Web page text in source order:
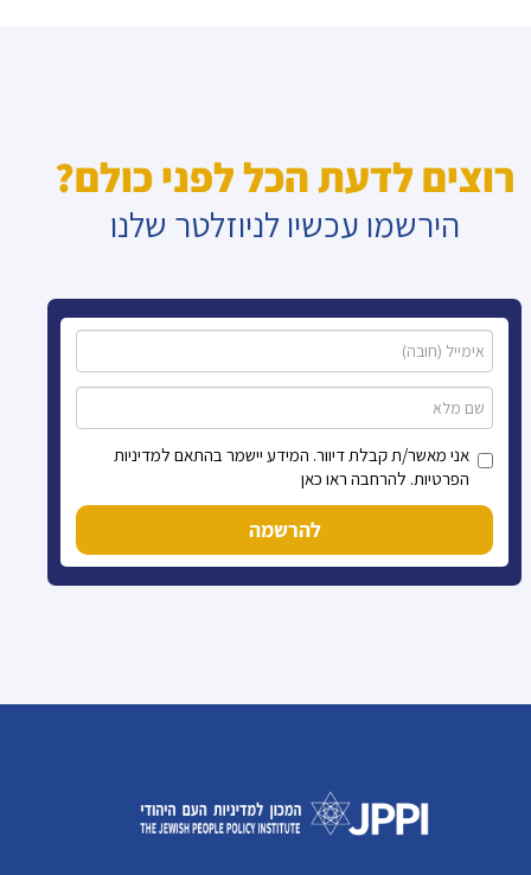
רוצים לדעת הכל לפני כולם?
הירשמו עכשיו לניוזלטר שלנו
אני מאשר/ת קבלת דיוור. המידע יישמר בהתאם למדיניות
הפרטיות. להרחבה ראו כאן
להרשמה